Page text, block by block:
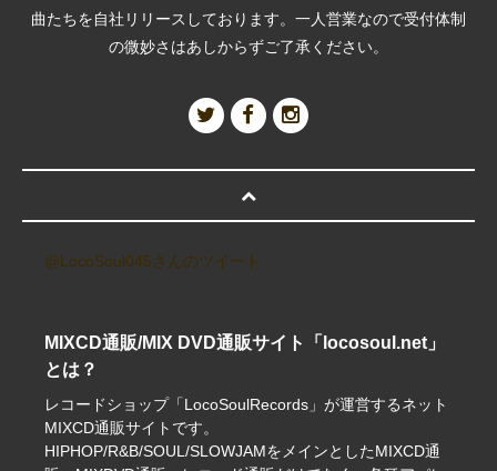
曲たちを自社リリースしております。一人営業なので受付体制
の微妙さはあしからずご了承ください。
@LocoSoul045さんのツイート
MIXCD通販/MIX DVD通販サイト「locosoul.net」
とは？
レコードショップ「LocoSoulRecords」が運営するネット
MIXCD通販サイトです。
HIPHOP/R&B/SOUL/SLOWJAMをメインとしたMIXCD通